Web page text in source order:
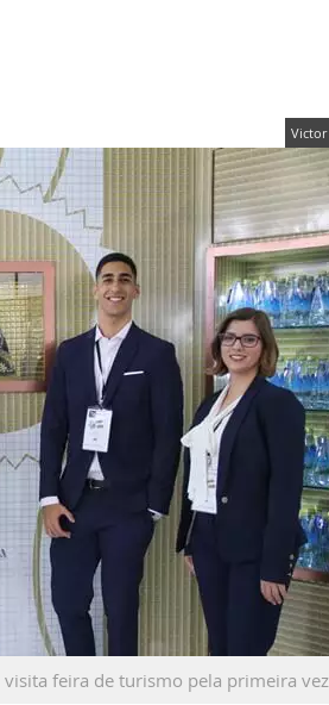
visita feira de turismo pela primeira vez